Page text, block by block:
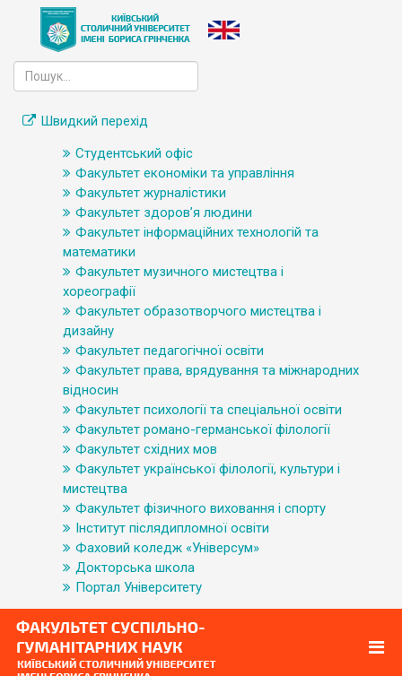
Швидкий перехід
Студентський офіс
Факультет економіки та управління
Факультет журналістики
Факультет здоров’я людини
Факультет інформаційних технологій та
математики
Факультет музичного мистецтва і
хореографії
Факультет образотворчого мистецтва і
дизайну
Факультет педагогічної освіти
Факультет права, врядування та міжнародних
відносин
Факультет психології та спеціальної освіти
Факультет романо-германської філології
Факультет східних мов
Факультет української філології, культури і
мистецтва
Факультет фізичного виховання і спорту
Інститут післядипломної освіти
Фаховий коледж «Універсум»
Докторська школа
Портал Університету